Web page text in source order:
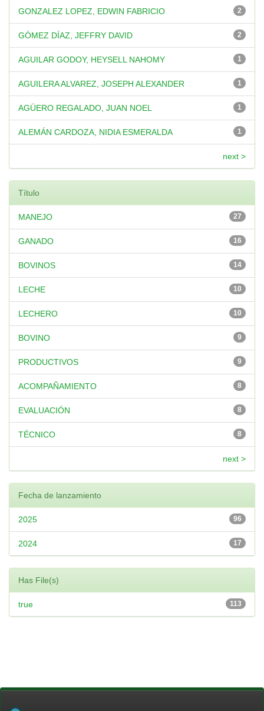
2
GONZALEZ LOPEZ, EDWIN FABRICIO
2
GÓMEZ DÍAZ, JEFFRY DAVID
1
AGUILAR GODOY, HEYSELL NAHOMY
1
AGUILERA ALVAREZ, JOSEPH ALEXANDER
1
AGÜERO REGALADO, JUAN NOEL
1
ALEMÁN CARDOZA, NIDIA ESMERALDA
next >
Título
27
MANEJO
16
GANADO
14
BOVINOS
10
LECHE
10
LECHERO
9
BOVINO
9
PRODUCTIVOS
8
ACOMPAÑAMIENTO
8
EVALUACIÓN
8
TÉCNICO
next >
Fecha de lanzamiento
96
2025
17
2024
Has File(s)
113
true